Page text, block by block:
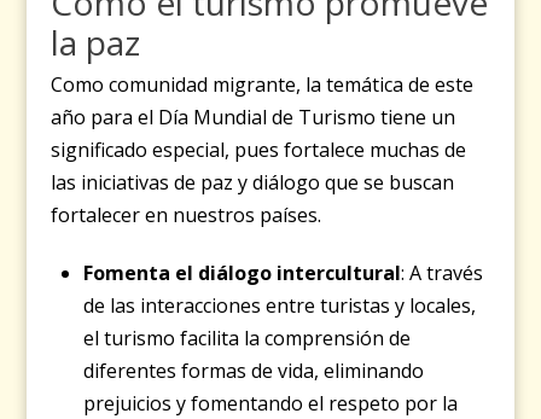
la paz
Como comunidad migrante, la temática de este
año para el Día Mundial de Turismo tiene un
significado especial, pues fortalece muchas de
las iniciativas de paz y diálogo que se buscan
fortalecer en nuestros países.
Fomenta el diálogo intercultural: A través
de las interacciones entre turistas y locales,
el turismo facilita la comprensión de
diferentes formas de vida, eliminando
prejuicios y fomentando el respeto por la